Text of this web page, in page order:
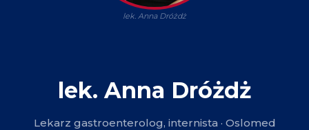
lek. Anna Dróżdż
lek. Anna Dróżdż
Lekarz gastroenterolog, internista · Oslomed